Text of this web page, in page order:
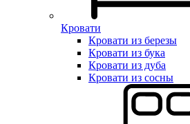
Кровати
Кровати из березы
Кровати из бука
Кровати из дуба
Кровати из сосны